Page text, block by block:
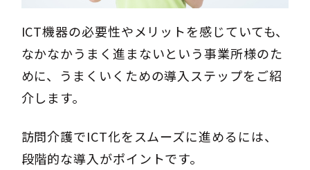
ICT機器の必要性やメリットを感じていても、
なかなかうまく進まないという事業所様のた
めに、うまくいくための導入ステップをご紹
介します。
訪問介護でICT化をスムーズに進めるには、
段階的な導入がポイントです。